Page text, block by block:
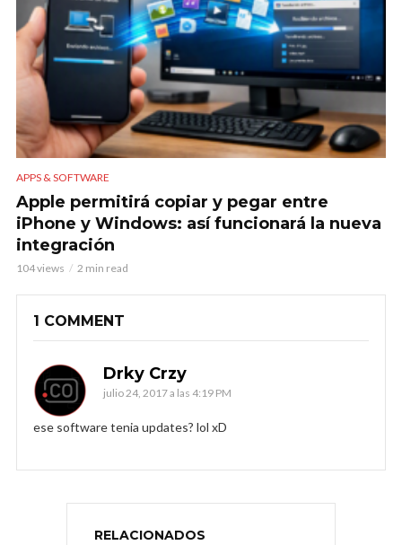
APPS & SOFTWARE
Apple permitirá copiar y pegar entre
iPhone y Windows: así funcionará la nueva
integración
104 views 2 min read
1 COMMENT
Drky Crzy
julio 24, 2017 a las 4:19 PM
ese software tenia updates? lol xD
RELACIONADOS